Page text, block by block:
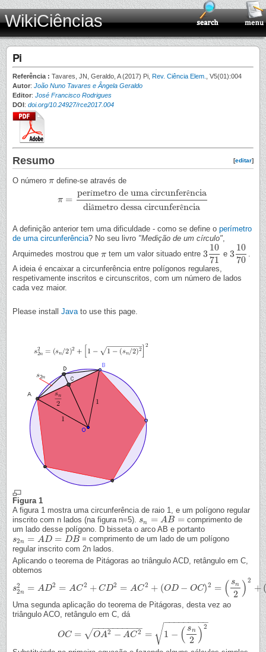
WikiCiências
Pi
Referência : Tavares, JN, Geraldo, A (2017) Pi, Rev. Ciência Elem.
, V5(01):004
Autor: João Nuno Tavares e Ângela Geraldo
Editor: José Francisco Rodrigues
DOI: doi.org/10.24927/rce2017.004
[editar]
Resumo
O número π
π define-se através de
π =
perímetro de uma circunferência
diâmetro dessa circunferência
π=perímetro de uma circunferênciadiâmetro dessa
A definição anterior tem uma dificuldade - como se define o perímetro
de uma circunferência? No seu livro "Medição de um círculo",
Arquimedes mostrou que π
π tem um valor situado entre3
10
71
3 1071e3
10
70
3 1070.
A ideia é encaixar a circunferência entre polígonos regulares,
respetivamente inscritos e circunscritos, com um número de lados
cada vez maior.
Please install Java to use this page.
Figura 1
A figura 1 mostra uma circunferência de raio 1, e um polígono regular
inscrito com n lados (na figura n=5). sn = AB =
sn =AB=
comprimento de
um lado desse polígono. D bisseta o arco AB e portanto
s2n = A D = DB
s2n =A D=DB
= comprimento de um lado de um polígono
regular inscrito com 2n lados.
Aplicando o teorema de Pitágoras ao triângulo ACD, retângulo em C,
obtemos
s2
2n = AD2 = AC2 + CD2 = AC2 + (OD − OC)2 = ( sn
2 ) 2
+
s2n 2=AD2=A C2 +CD2 =A C2+(O D−OC)2 =(s n2)2+ (1−OC)2
Uma segunda aplicação do teorema de Pitágoras, desta vez ao
triângulo ACO, retângulo em C, dá
OC = OA2 − AC2
− −
−−−−−−−−
√ = 1 − ( sn
2 ) 2
− −
−−−−−−−
√
OC= OA 2−AC2= 1− (sn2)2